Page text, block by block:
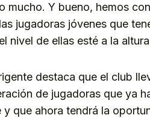
mucho. Y bueno, hemos
jugadoras jóvenes que
nivel de ellas esté a la
destaca que el club
de jugadoras que ya
y que ahora tendrá la